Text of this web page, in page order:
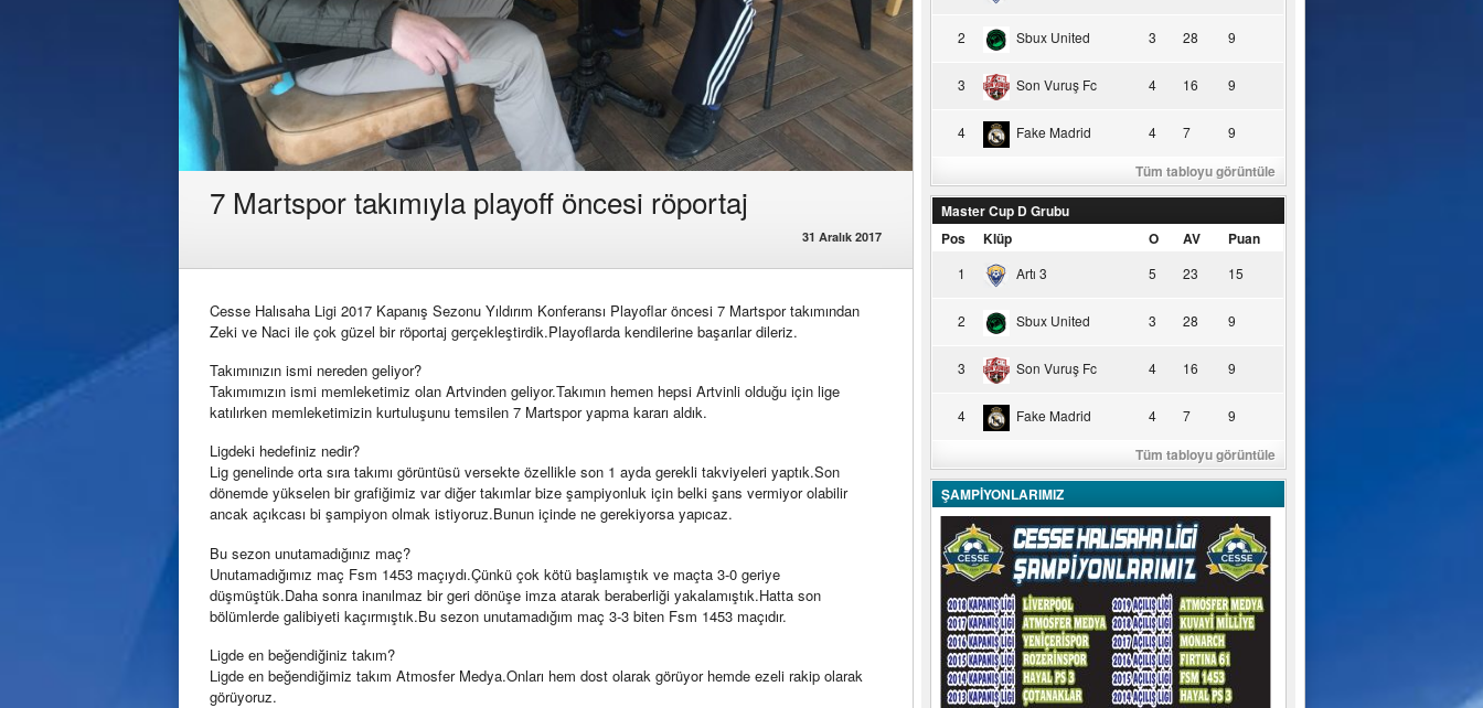
7 Martspor takımıyla playoff öncesi röportaj
31 Aralık 2017
Cesse Halısaha Ligi 2017 Kapanış Sezonu Yıldırım Konferansı Playoflar öncesi 7 Martspor takımından
Zeki ve Naci ile çok güzel bir röportaj gerçekleştirdik.Playoflarda kendilerine başarılar dileriz.
Takımınızın ismi nereden geliyor?
Takımımızın ismi memleketimiz olan Artvinden geliyor.Takımın hemen hepsi Artvinli olduğu için lige
katılırken memleketimizin kurtuluşunu temsilen 7 Martspor yapma kararı aldık.
Ligdeki hedefiniz nedir?
Lig genelinde orta sıra takımı görüntüsü versekte özellikle son 1 ayda gerekli takviyeleri yaptık.Son
dönemde yükselen bir grafiğimiz var diğer takımlar bize şampiyonluk için belki şans vermiyor olabilir
ancak açıkcası bi şampiyon olmak istiyoruz.Bunun içinde ne gerekiyorsa yapıcaz.
Bu sezon unutamadığınız maç?
Unutamadığımız maç Fsm 1453 maçıydı.Çünkü çok kötü başlamıştık ve maçta 3-0 geriye
düşmüştük.Daha sonra inanılmaz bir geri dönüşe imza atarak beraberliği yakalamıştık.Hatta son
bölümlerde galibiyeti kaçırmıştık.Bu sezon unutamadığım maç 3-3 biten Fsm 1453 maçıdır.
Ligde en beğendiğiniz takım?
Ligde en beğendiğimiz takım Atmosfer Medya.Onları hem dost olarak görüyor hemde ezeli rakip olarak
görüyoruz.
2 Sbux United 3 28 9
3 Son Vuruş Fc 4 16 9
4 Fake Madrid 4 7 9
Tüm tabloyu görüntüle
Master Cup D Grubu
Pos
Klüp O AV Puan
1 Artı 3 5 23 15
2 Sbux United 3 28 9
3 Son Vuruş Fc 4 16 9
4 Fake Madrid 4 7 9
Tüm tabloyu görüntüle
ŞAMPİYONLARIMIZ